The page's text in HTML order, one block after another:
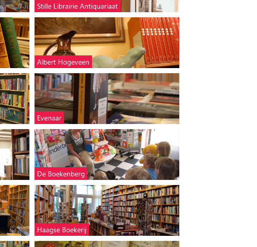
Stille Librairie Antiquariaat
Albert Hogeveen
Evenaar
De Boekenberg
Haagse Boekerij